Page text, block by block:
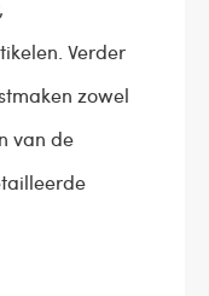
Verder
zowel
van de